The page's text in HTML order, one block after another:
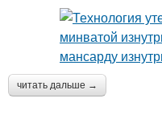
читать дальше →